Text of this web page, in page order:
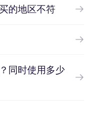
的地区不符
同时使用多少